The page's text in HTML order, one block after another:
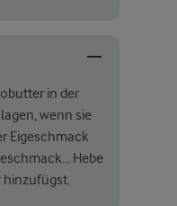
in der
wenn sie
Eigeschmack
Hebe
hinzufügst.